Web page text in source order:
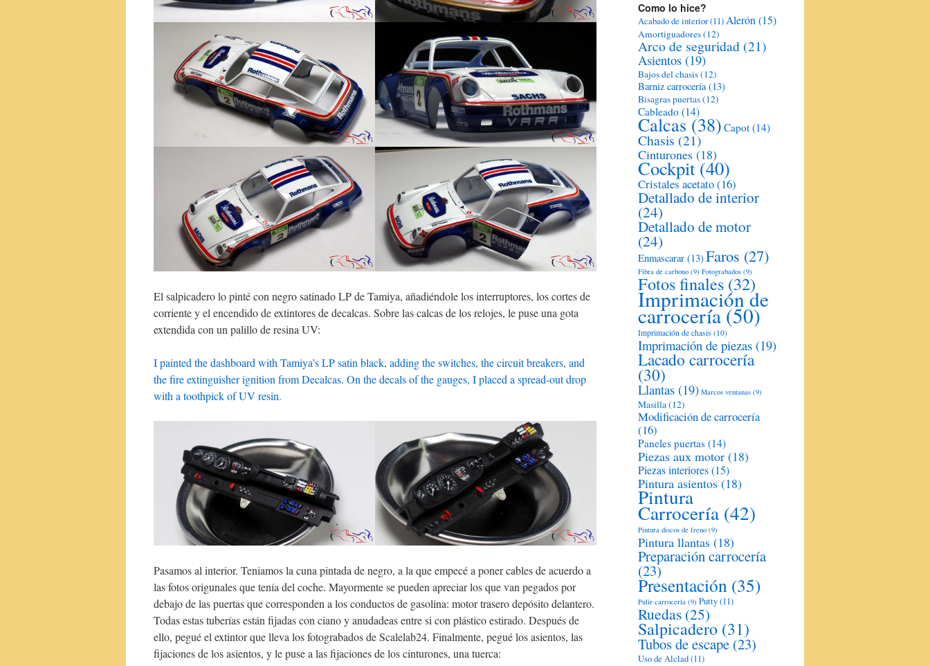
El salpicadero lo pinté con negro satinado LP de Tamiya, añadiéndole los interruptores, los cortes de
corriente y el encendido de extintores de decalcas. Sobre las calcas de los relojes, le puse una gota
extendida con un palillo de resina UV:
I painted the dashboard with Tamiya’s LP satin black, adding the switches, the circuit breakers, and
the fire extinguisher ignition from Decalcas. On the decals of the gauges, I placed a spread-out drop
with a toothpick of UV resin.
Pasamos al interior. Teniamos la cuna pintada de negro, a la que empecé a poner cables de acuerdo a
las fotos origunales que tenía del coche. Mayormente se pueden apreciar los que van pegados por
debajo de las puertas que corresponden a los conductos de gasolina: motor trasero depósito delantero.
Todas estas tuberías están fijadas con ciano y anudadeas entre si con plástico estirado. Después de
ello, pegué el extintor que lleva los fotograbados de Scalelab24. Finalmente, pegué los asientos, las
fijaciones de los asientos, y le puse a las fijaciones de los cinturones, una tuerca:
Como lo hice?
Acabado de interior(11)Alerón(15)
Amortiguadores(12)
Arco de seguridad (21)
Asientos (19)
Bajos del chasis(12)
Barniz carrocería(13)
Bisagras puertas(12)
Cableado (14)
Calcas (38) Capot (14)
Chasis (21)
Cinturones (18)
Cockpit(40)
Cristales acetato(16)
Detallado de interior
(24)
Detallado de motor
(24)
Enmascarar (13)Faros (27)
Fibra de carbono (9) Fotograbados (9)
Fotos finales (32)
Imprimación de
carrocería(50)
Imprimación de chasis (10)
Imprimación de piezas (19)
Lacado carrocería
(30)
Llantas (19) Marcos ventanas (9)
Masilla(12)
Modificación de carrocería
(16)
Paneles puertas (14)
Piezas aux motor (18)
Piezas interiores(15)
Pintura asientos (18)
Pintura
Carrocería (42)
Pintura discos de freno (9)
Pintura llantas (18)
Preparación carrocería
(23)
Presentación (35)
Pulir carrocería (9) Putty(11)
Ruedas (25)
Salpicadero (31)
Tubos de escape (23)
Uso de Alclad(11)